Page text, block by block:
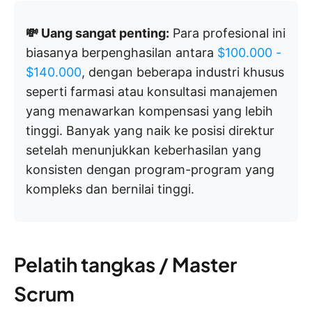
💸 Uang sangat penting: Para profesional ini
biasanya berpenghasilan antara $100.000 -
$140.000, dengan beberapa industri khusus
seperti farmasi atau konsultasi manajemen
yang menawarkan kompensasi yang lebih
tinggi. Banyak yang naik ke posisi direktur
setelah menunjukkan keberhasilan yang
konsisten dengan program-program yang
kompleks dan bernilai tinggi.
Pelatih tangkas / Master
Scrum